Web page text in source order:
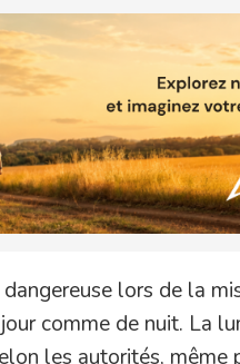
lors de la
comme de nuit. La
les autorités, même